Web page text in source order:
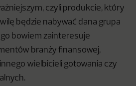
czyli produkcie, który
będzie nabywać dana grupa
bowiem zainteresuje
branży finansowej,
wielbicieli gotowania czy